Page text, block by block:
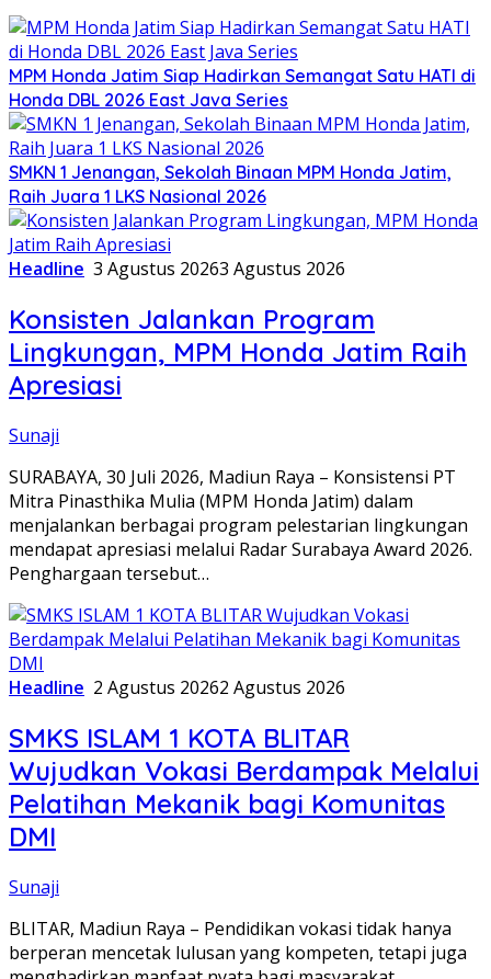
MPM Honda Jatim Siap Hadirkan Semangat Satu HATI di
Honda DBL 2026 East Java Series
SMKN 1 Jenangan, Sekolah Binaan MPM Honda Jatim,
Raih Juara 1 LKS Nasional 2026
Headline 3 Agustus 20263 Agustus 2026
Konsisten Jalankan Program
Lingkungan, MPM Honda Jatim Raih
Apresiasi
Sunaji
SURABAYA, 30 Juli 2026, Madiun Raya – Konsistensi PT
Mitra Pinasthika Mulia (MPM Honda Jatim) dalam
menjalankan berbagai program pelestarian lingkungan
mendapat apresiasi melalui Radar Surabaya Award 2026.
Penghargaan tersebut…
Headline 2 Agustus 20262 Agustus 2026
SMKS ISLAM 1 KOTA BLITAR
Wujudkan Vokasi Berdampak Melalui
Pelatihan Mekanik bagi Komunitas
DMI
Sunaji
BLITAR, Madiun Raya – Pendidikan vokasi tidak hanya
berperan mencetak lulusan yang kompeten, tetapi juga